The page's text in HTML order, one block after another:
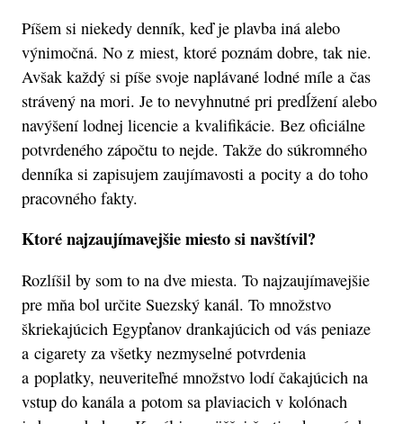
Píšem si niekedy denník, keď je plavba iná alebo
výnimočná. No z miest, ktoré poznám dobre, tak nie.
Avšak každý si píše svoje naplávané lodné míle a čas
strávený na mori. Je to nevyhnutné pri predĺžení alebo
navýšení lodnej licencie a kvalifikácie. Bez oficiálne
potvrdeného zápočtu to nejde. Takže do súkromného
denníka si zapisujem zaujímavosti a pocity a do toho
pracovného fakty.
Ktoré najzaujímavejšie miesto si navštívil?
Rozlíšil by som to na dve miesta. To najzaujímavejšie
pre mňa bol určite Suezský kanál. To množstvo
škriekajúcich Egypťanov drankajúcich od vás peniaze
a cigarety za všetky nezmyselné potvrdenia
a poplatky, neuveriteľné množstvo lodí čakajúcich na
vstup do kanála a potom sa plaviacich v kolónach